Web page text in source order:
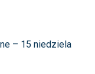
– 15 niedziela